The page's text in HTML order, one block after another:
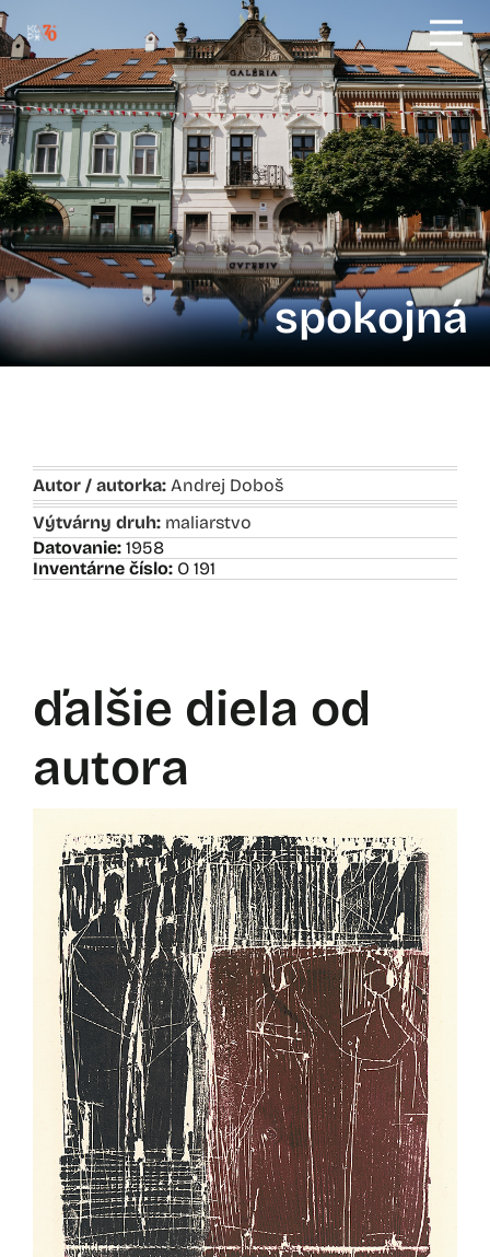
spokojná
Autor / autorka: Andrej Doboš
Výtvárny druh: maliarstvo
Datovanie: 1958
Inventárne číslo: O 191
ďalšie diela od
autora